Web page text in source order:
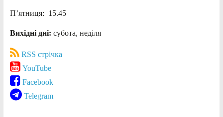
П’ятниця: 15.45
Вихідні дні: субота, неділя
RSS стрічка
YouTube
Facebook
Telegram